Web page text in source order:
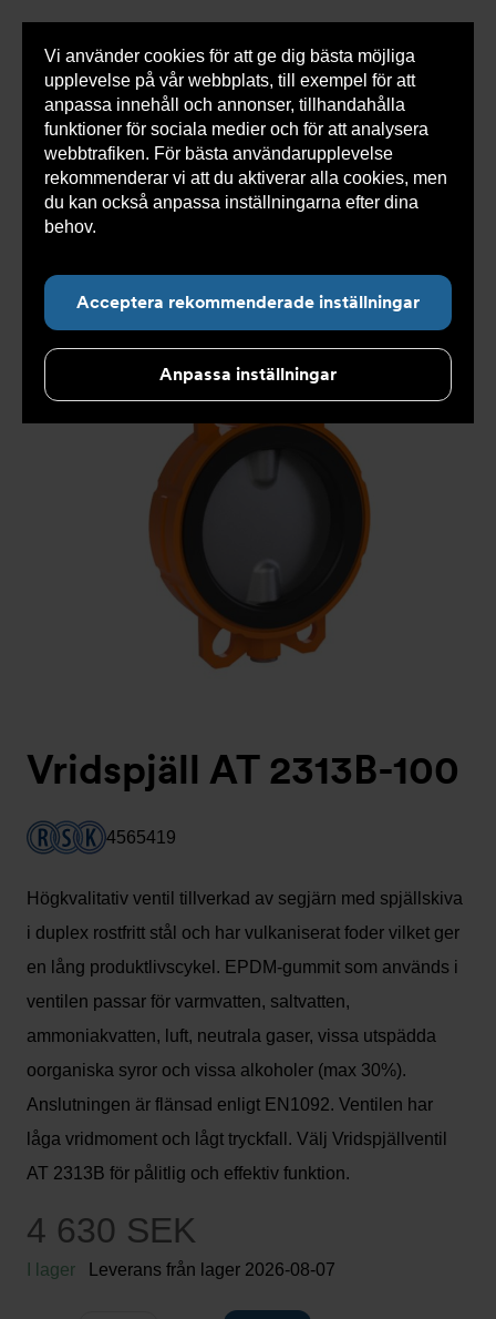
Vi använder cookies för att ge dig bästa möjliga
upplevelse på vår webbplats, till exempel för att
anpassa innehåll och annonser, tillhandahålla
funktioner för sociala medier och för att analysera
webbtrafiken. För bästa användarupplevelse
rekommenderar vi att du aktiverar alla cookies, men
du kan också anpassa inställningarna efter dina
behov.
Acceptera rekommenderade inställningar
Anpassa inställningar
0 varorSnabborder
Du
här:
Armatec > Produkter > Ventiler
>
Vridspjällsventiler
> Koncentrisk vulkaniserat foder
>
Vridspjällventil AT 2313B
> Vridspjäll AT 2313B-100
Vridspjäll AT 2313B-100
4565419
Högkvalitativ ventil tillverkad av segjärn med spjällskiva
i duplex rostfritt stål och har vulkaniserat foder vilket ger
en lång produktlivscykel. EPDM-gummit som används i
ventilen passar för varmvatten, saltvatten,
ammoniakvatten, luft, neutrala gaser, vissa utspädda
oorganiska syror och vissa alkoholer (max 30%).
Anslutningen är flänsad enligt EN1092. Ventilen har
låga vridmoment och lågt tryckfall. Välj Vridspjällventil
AT 2313B för pålitlig och effektiv funktion.
4 630 SEK
I lager Leverans från lager 2026-08-07